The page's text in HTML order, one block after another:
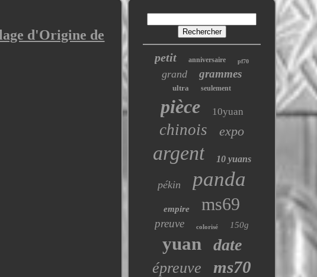
d'Origine de
petit anniversaire pf70
grand grammes
ultra seulement
pièce 10yuan
chinois expo
argent 10 yuans
pékin panda
empire ms69
preuve colorisé 150g
yuan date
épreuve ms70